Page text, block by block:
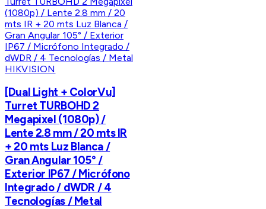
HIKVISION
[Dual Light + ColorVu]
Turret TURBOHD 2
Megapixel (1080p) /
Lente 2.8 mm / 20 mts IR
+ 20 mts Luz Blanca /
Gran Angular 105° /
Exterior IP67 / Micrófono
Integrado / dWDR / 4
Tecnologías / Metal